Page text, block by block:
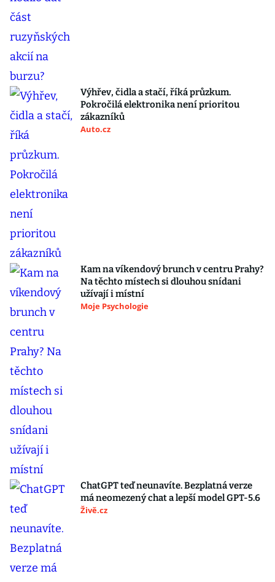
Výhřev, čidla a stačí, říká průzkum.
Pokročilá elektronika není prioritou
zákazníků
Auto.cz
Kam na víkendový brunch v centru Prahy?
Na těchto místech si dlouhou snídani
užívají i místní
Moje Psychologie
ChatGPT teď neunavíte. Bezplatná verze
má neomezený chat a lepší model GPT-5.6
Živě.cz